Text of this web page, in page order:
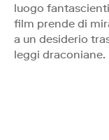
luogo
film prende di
a un desiderio
leggi draconiane.